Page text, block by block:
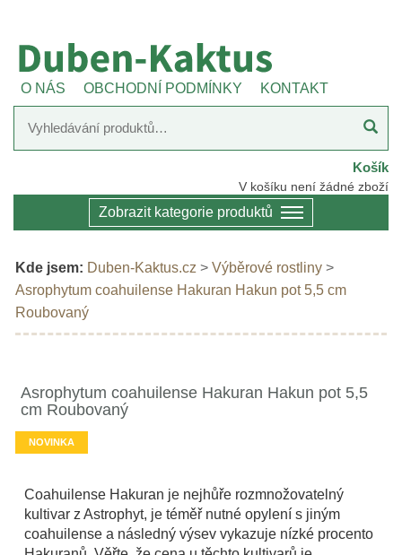
O NÁS OBCHODNÍ PODMÍNKY KONTAKT
Košík
V košíku není žádné zboží
Zobrazit kategorie produktů
Kde jsem: Duben-Kaktus.cz > Výběrové rostliny >
Asrophytum coahuilense Hakuran Hakun pot 5,5 cm
Roubovaný
Asrophytum coahuilense Hakuran Hakun pot 5,5
cm Roubovaný
NOVINKA
Coahuilense Hakuran je nejhůře rozmnožovatelný
kultivar z Astrophyt, je téměř nutné opylení s jiným
coahuilense a následný výsev vykazuje nízké procento